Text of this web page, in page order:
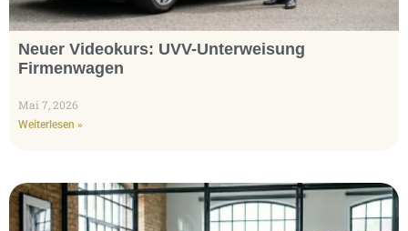
Neuer Videokurs: UVV-Unterweisung
Firmenwagen
Mai 7, 2026
Weiterlesen »